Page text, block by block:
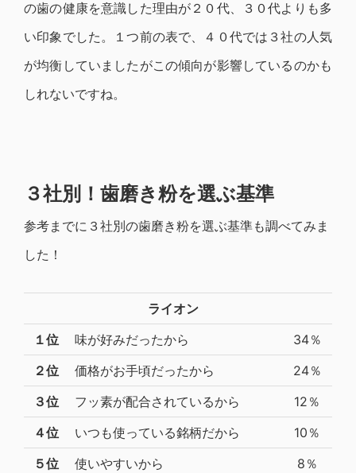
の歯の健康を意識した理由が２０代、３０代よりも多
い印象でした。１つ前の表で、４０代では３社の人気
が均衡していましたがこの傾向が影響しているのかも
しれないですね。
３社別！歯磨き粉を選ぶ基準
参考までに３社別の歯磨き粉を選ぶ基準も調べてみま
した！
ライオン
１位
味が好みだったから
34％
２位
価格がお手頃だったから
24％
３位
フッ素が配合されているから
12％
４位
いつも使っている銘柄だから
10％
５位
使いやすいから 8％